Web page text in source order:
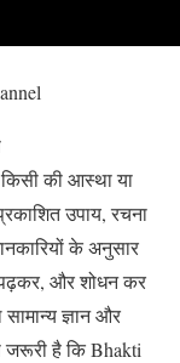
की आस्था या
उपाय, रचना
के अनुसार
पढ़कर, और शोधन कर
ज्ञान और
जरूरी है कि Bhakti